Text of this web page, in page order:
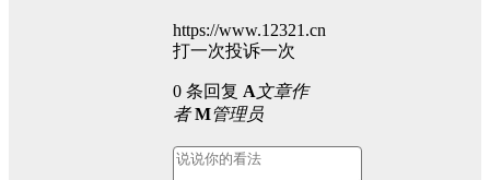
https://www.12321.cn
打一次投诉一次
0 条回复 A文章作
者 M管理员